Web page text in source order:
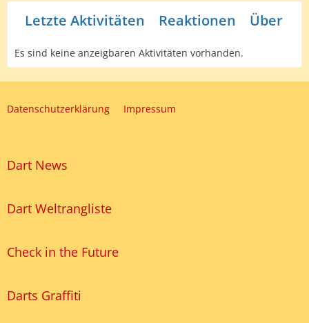
Letzte Aktivitäten Reaktionen Über
Es sind keine anzeigbaren Aktivitäten vorhanden.
Datenschutzerklärung Impressum
Dart News
Dart Weltrangliste
Check in the Future
Darts Graffiti